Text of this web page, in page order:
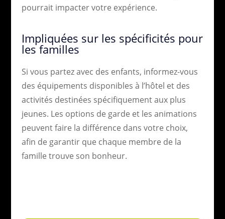
pourrait impacter votre expérience.
Impliquées sur les spécificités pour
les familles
Si vous partez avec des enfants, informez-vous
des équipements disponibles à l’hôtel et des
activités destinées spécifiquement aux plus
jeunes. Les options de garde et les animations
peuvent faire la différence dans votre choix,
afin de garantir que chaque membre de la
famille trouve son bonheur.